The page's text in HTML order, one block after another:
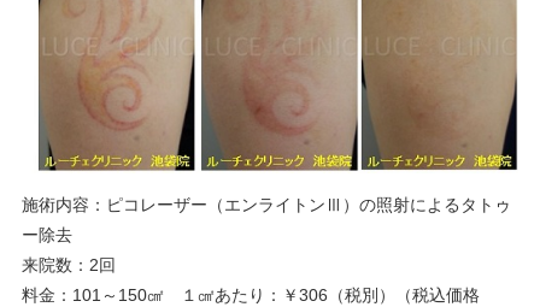
施術内容：ピコレーザー（エンライトンⅢ）の照射によるタトゥ
ー除去
来院数：2回
料金：101～150㎠ １㎠あたり：￥306（税別）（税込価格